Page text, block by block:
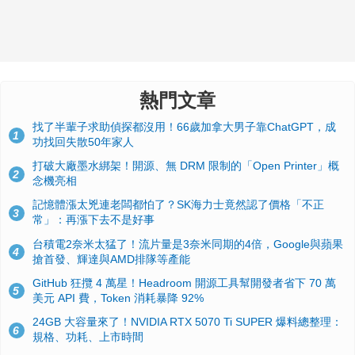
熱門文章
1
找了半輩子求助偵探都沒用！66歲加拿大男子靠ChatGPT，成
功找回失散50年家人
2
打破大廠墨水綁架！開源、無 DRM 限制的「Open Printer」概
念機亮相
3
記憶體漲太兇連老闆都怕了？SK海力士竟然認了價格「不正
常」：再漲下去不是好事
4
台積電2奈米太猛了！流片量是3奈米同期的4倍，Google與蘋果
搶首發、輝達與AMD排隊等產能
5
GitHub 狂攬 4 萬星！Headroom 開源工具幫開發者省下 70 萬
美元 API 費，Token 消耗暴降 92%
6
24GB 大容量來了！NVIDIA RTX 5070 Ti SUPER 爆料總整理：
規格、功耗、上市時間